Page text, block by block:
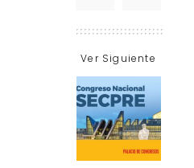
Ver Siguiente